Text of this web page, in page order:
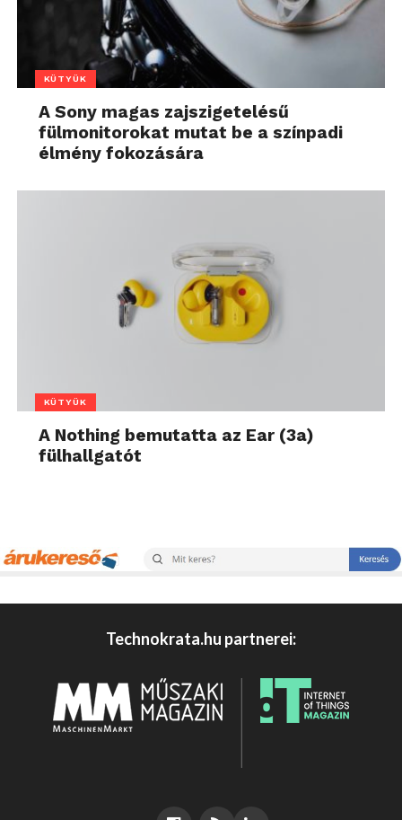
KÜTYÜK
A Sony magas zajszigetelésű
fülmonitorokat mutat be a színpadi
élmény fokozására
KÜTYÜK
A Nothing bemutatta az Ear (3a)
fülhallgatót
Technokrata.hu partnerei: